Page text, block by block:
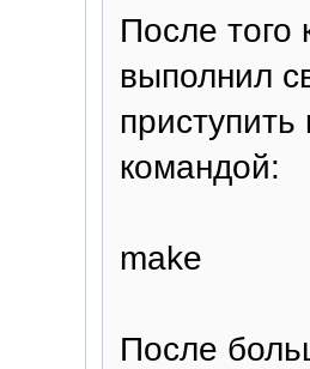
После того
выполнил
командой:
make
После